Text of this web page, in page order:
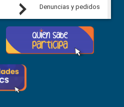
7 agosto, 2026
Next
Denuncias y pedidos